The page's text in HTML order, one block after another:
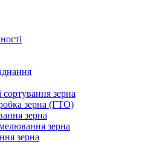
зерна
зерна (ГТО)
зерна
зерна
зерна